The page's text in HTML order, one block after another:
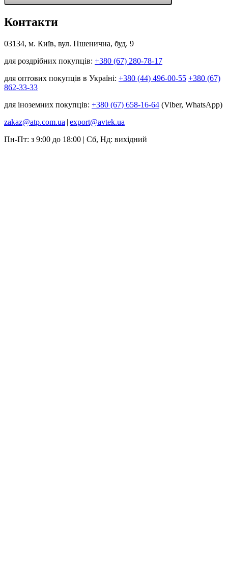
Контакти
03134, м. Київ, вул. Пшенична, буд. 9
для роздрібних покупців: +380 (67) 280-78-17
для оптових покупців в Україні: +380 (44) 496-00-55 +380 (67)
862-33-33
для іноземних покупців: +380 (67) 658-16-64 (Viber, WhatsApp)
zakaz@atp.com.ua | export@avtek.ua
Пн-Пт: з 9:00 до 18:00 | Сб, Нд: вихідний